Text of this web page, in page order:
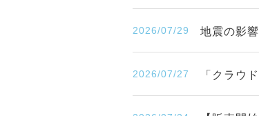
2026/07/29 地震の影
2026/07/27 「クラウ